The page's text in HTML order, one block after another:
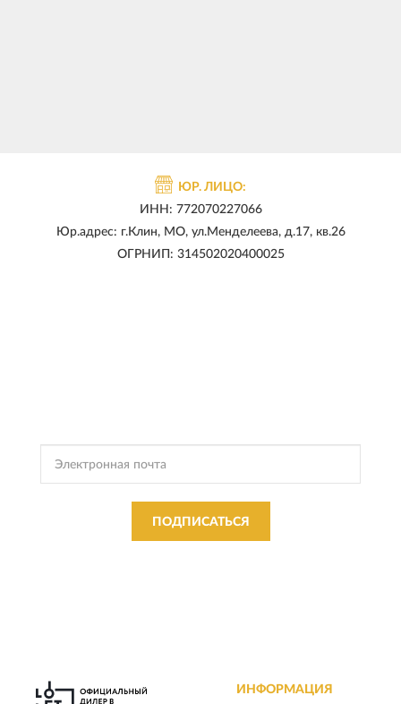
ЮР. ЛИЦО:
ИНН: 772070227066
Юр.адрес: г.Клин, МО, ул.Менделеева, д.17, кв.26
ОГРНИП: 314502020400025
ПОДПИСАТЬСЯ
ИНФОРМАЦИЯ